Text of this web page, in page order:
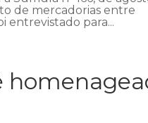
de mercadorias entre
entrevistado para...